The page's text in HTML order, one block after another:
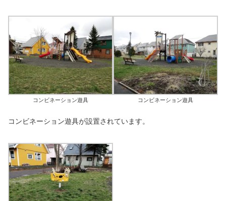
コンビネーション遊具 コンビネーション遊具
コンビネーション遊具が設置されています。